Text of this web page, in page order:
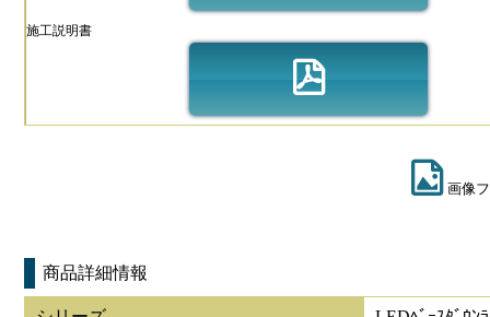
施工説明書
画像
商品詳細情報